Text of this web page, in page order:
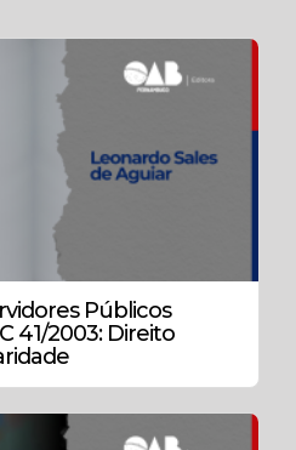
Públicos
41/2003: Direito